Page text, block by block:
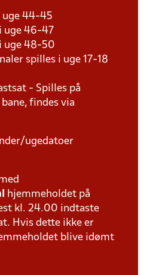
uge 44-45
uge 46-47
uge 48-50
spilles i uge 17-18
- Spilles på
findes via
ugedatoer
hjemmeholdet på
kl. 24.00 indtaste
Hvis dette ikke er
blive idømt